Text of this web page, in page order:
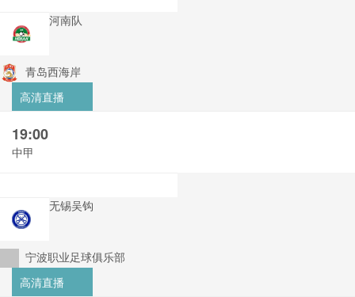
河南队
青岛西海岸
高清直播
19:00
中甲
无锡吴钩
宁波职业足球俱乐部
高清直播